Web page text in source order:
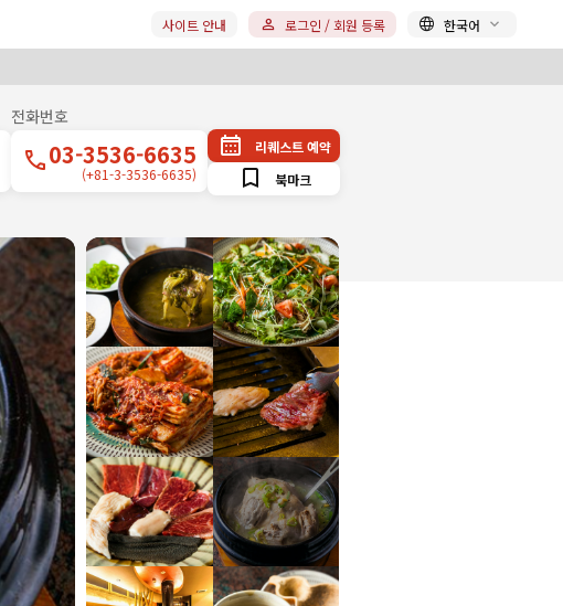
사이트 안내 로그인 / 회원 등록 한국어
전화번호
03-3536-6635
(+81-3-3536-6635)
리퀘스트 예약
북마크